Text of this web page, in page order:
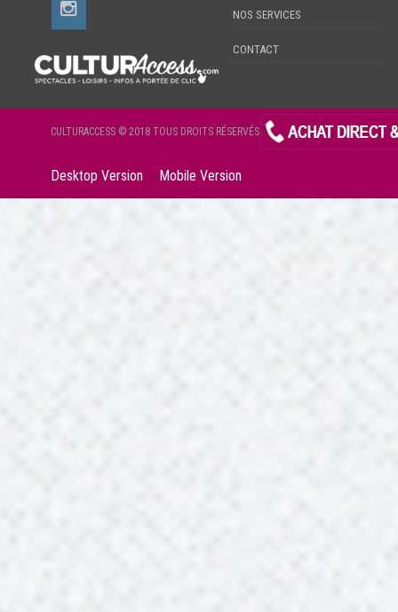
NOS SERVICES
CONTACT
CULTURACCESS © 2018 TOUS DROITS RÉSERVÉS
Desktop Version Mobile Version